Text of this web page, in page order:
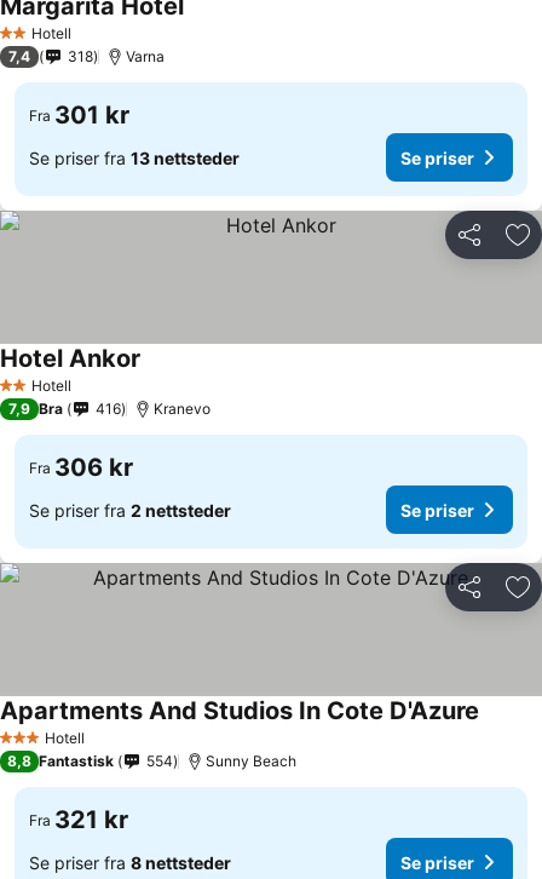
2 Stjerner
Hotell
Margarita Hotel
7,4 318 Varna
Fra 301 kr
Se priser fra 13 nettsteder Se priser
Del
2 Stjerner
Hotell
Hotel Ankor
7,9 Bra 416 Kranevo
Fra 306 kr
Se priser fra 2 nettsteder Se priser
Del
3 StjernerHotell
Apartments And Studios In Cote D'Azure
8,8 Fantastisk 554 Sunny Beach
Fra 321 kr
Se priser fra 8 nettsteder Se priser